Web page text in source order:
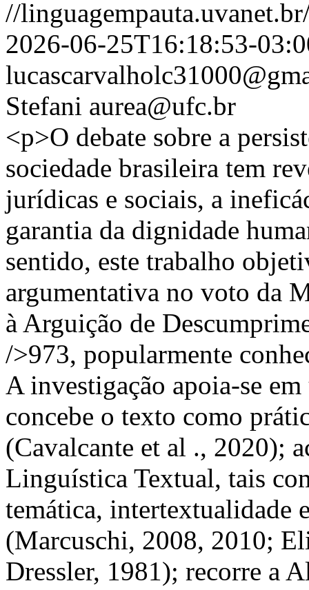
//
2026-06-25T16:18:53-
Stefani aurea@ufc.br
<p>O debate sobre a
sociedade brasileira tem
jurídicas e sociais, a
garantia da dignidade
sentido, este trabalho
argumentativa no voto da
à Arguição de
/>973, popularmente
A investigação apoia-se
concebe o texto como
(Cavalcante et al ., 2020);
Linguística Textual, tais
temática, intertextualidade
(Marcuschi, 2008, 2010;
Dressler, 1981); recorre a